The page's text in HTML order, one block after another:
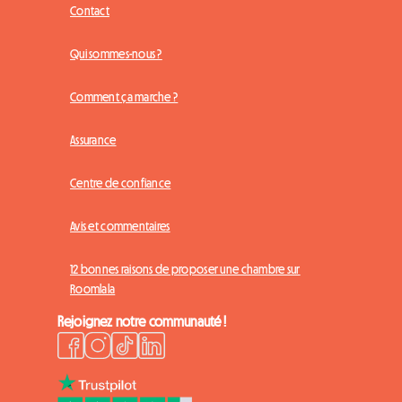
Contact
Qui sommes-nous ?
Comment ça marche ?
Assurance
Centre de confiance
Avis et commentaires
12 bonnes raisons de proposer une chambre sur
Roomlala
Rejoignez notre communauté !